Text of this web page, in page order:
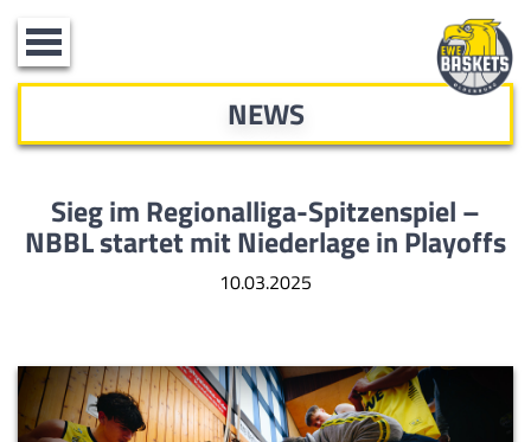
Toggle
navigation
NEWS
Sieg im Regionalliga-Spitzenspiel –
NBBL startet mit Niederlage in Playoffs
10.03.2025